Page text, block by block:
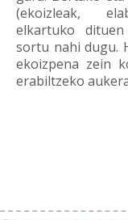
(ekoizleak,
elkartuko
sortu nahi dugu.
ekoizpena zein
erabiltzeko